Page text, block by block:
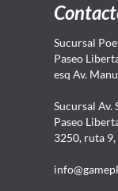
Sucursal
Paseo
esq Av.
Sucursal Av.
Paseo
3250, ruta